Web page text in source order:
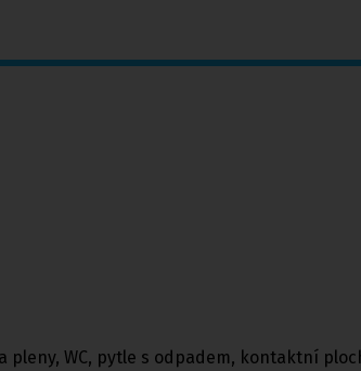
WC, pytle s odpadem, kontaktní